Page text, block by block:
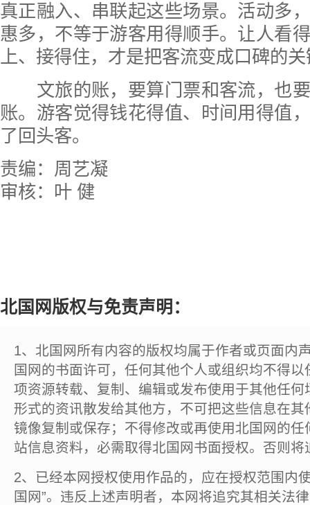
真正融入、串联起这些场景。活动多
惠多，不等于游客用得顺手。让人看
上、接得住，才是把客流变成口碑的
文旅的账，要算门票和客流，也要
账。游客觉得钱花得值、时间用得值
了回头客。
责编：周艺凝
审核：叶 健
北国网版权与免责声明：
1、北国网所有内容的版权均属于作者或页面内
国网的书面许可，任何其他个人或组织均不得
项资源转载、复制、编辑或发布使用于其他任
形式的资讯散发给其他方，不可把这些信息在
镜像复制或保存；不得修改或再使用北国网的
站信息资料，必需取得北国网书面授权。否则将
2、已经本网授权使用作品的，应在授权范围内
国网”。违反上述声明者，本网将追究其相关法